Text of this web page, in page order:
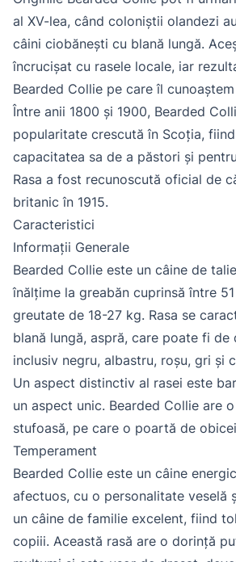
al XV-lea, când coloniștii olandezi
câini ciobănești cu blană lungă.
încrucișat cu rasele locale, iar
Bearded Collie pe care îl
Între anii 1800 și 1900, Bearded
popularitate crescută în Scoția,
capacitatea sa de a păstori și
Rasa a fost recunoscută oficial de
britanic în 1915.
Caracteristici
Informații Generale
Bearded Collie este un câine de
înălțime la greabăn cuprinsă între
greutate de 18-27 kg. Rasa se
blană lungă, aspră, care poate fi de
inclusiv negru, albastru, roșu, gri și
Un aspect distinctiv al rasei este
un aspect unic. Bearded Collie are
stufoasă, pe care o poartă de
Temperament
Bearded Collie este un câine
afectuos, cu o personalitate veselă
un câine de familie excelent, fiind
copiii. Această rasă are o dorință